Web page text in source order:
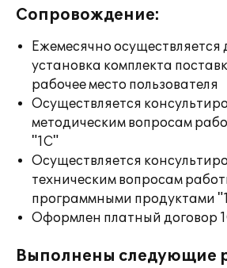
Сопровождение:
Ежемесячно осуществляется
установка комплекта
рабочее место пользователя
Осуществляется
методическим вопросам
"1С"
Осуществляется
техническим вопросам
программными продуктами
Оформлен платный договор
Выполнены следующие